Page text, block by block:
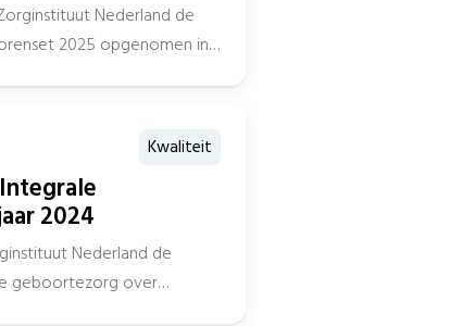
Nederland de
2025 opgenomen in
Kwaliteit
2024
Nederland de
geboortezorg over